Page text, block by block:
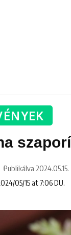
05/15 at 7:06 DU.
Publikálva 2024.05.15.